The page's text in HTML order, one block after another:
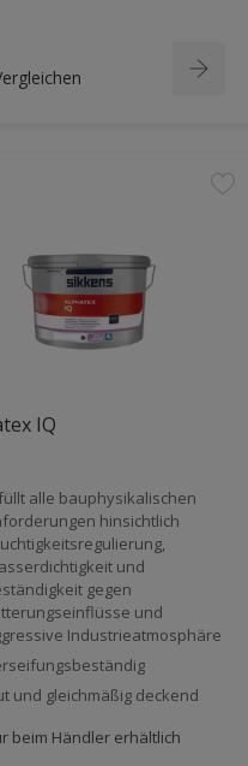
IQ
alle bauphysikalischen
hinsichtlich
und
gegen
und
Industrieatmosphäre
und gleichmäßig deckend
beim Händler erhältlich